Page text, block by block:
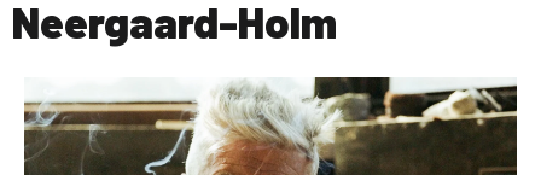
Neergaard-Holm